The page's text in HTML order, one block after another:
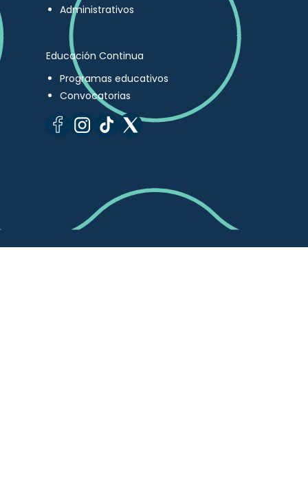
Administrativos
Educación Continua
Programas educativos
Convocatorias